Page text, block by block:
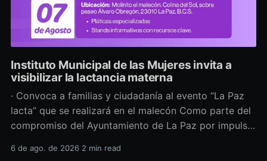
Instituto Municipal de las Mujeres invita a
visibilizar la lactancia materna
· Convoca a familias y ciudadanía al evento “La Paz
lacta” que se realizará en el malecón Como parte del
compromiso del Ayuntamiento de La Paz por impulsar
salud y los derechos de las mujeres, así como generar
6 de ago. de 2026 2 min read